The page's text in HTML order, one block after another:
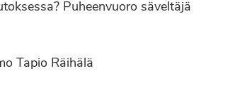
Puheenvuoro säveltäjä
Tapio Räihälä